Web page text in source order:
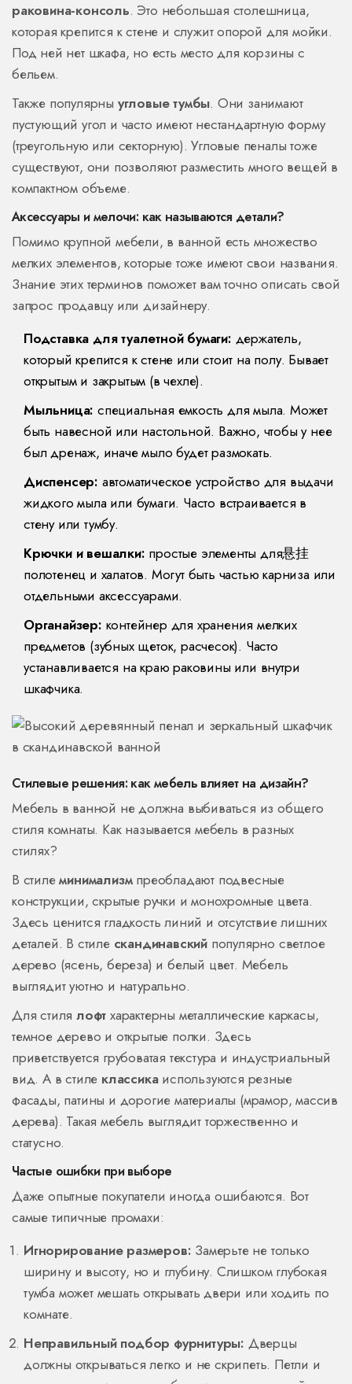
раковина-консоль. Это небольшая столешница,
которая крепится к стене и служит опорой для мойки.
Под ней нет шкафа, но есть место для корзины с
бельем.
Также популярны угловые тумбы. Они занимают
пустующий угол и часто имеют нестандартную форму
(треугольную или секторную). Угловые пеналы тоже
существуют, они позволяют разместить много вещей в
компактном объеме.
Аксессуары и мелочи: как называются детали?
Помимо крупной мебели, в ванной есть множество
мелких элементов, которые тоже имеют свои названия.
Знание этих терминов поможет вам точно описать свой
запрос продавцу или дизайнеру.
Подставка для туалетной бумаги: держатель,
который крепится к стене или стоит на полу. Бывает
открытым и закрытым (в чехле).
Мыльница: специальная емкость для мыла. Может
быть навесной или настольной. Важно, чтобы у нее
был дренаж, иначе мыло будет размокать.
Диспенсер: автоматическое устройство для выдачи
жидкого мыла или бумаги. Часто встраивается в
стену или тумбу.
Крючки и вешалки: простые элементы для悬挂
полотенец и халатов. Могут быть частью карниза или
отдельными аксессуарами.
Органайзер: контейнер для хранения мелких
предметов (зубных щеток, расчесок). Часто
устанавливается на краю раковины или внутри
шкафчика.
Стилевые решения: как мебель влияет на дизайн?
Мебель в ванной не должна выбиваться из общего
стиля комнаты. Как называется мебель в разных
стилях?
В стилеминимализмпреобладают подвесные
конструкции, скрытые ручки и монохромные цвета.
Здесь ценится гладкость линий и отсутствие лишних
деталей. В стиле скандинавский популярно светлое
дерево (ясень, береза) и белый цвет. Мебель
выглядит уютно и натурально.
Для стиля лофт характерны металлические каркасы,
темное дерево и открытые полки. Здесь
приветствуется грубоватая текстура и индустриальный
вид. А в стиле классикаиспользуются резные
фасады, патины и дорогие материалы (мрамор, массив
дерева). Такая мебель выглядит торжественно и
статусно.
Частые ошибки при выборе
Даже опытные покупатели иногда ошибаются. Вот
самые типичные промахи:
Игнорирование размеров: Замерьте не только
ширину и высоту, но и глубину. Слишком глубокая
тумба может мешать открывать двери или ходить по
комнате.
Неправильный подбор фурнитуры: Дверцы
должны открываться легко и не скрипеть. Петли и